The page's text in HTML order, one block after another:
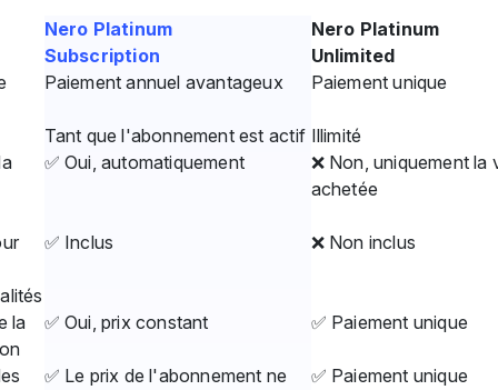
Nero Platinum
Subscription
Nero Platinum
Unlimited
Paiement annuel avantageux Paiement unique
Tant que l'abonnement est actif Illimité
✅ Oui, automatiquement
❌ Non, uniquement la
achetée
✅ Inclus ❌ Non inclus
la
✅ Oui, prix constant ✅ Paiement unique
✅ Le prix de l'abonnement ne ✅ Paiement unique